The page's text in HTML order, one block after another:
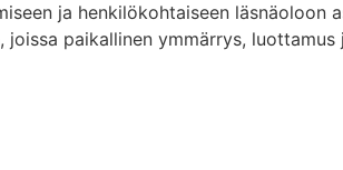
ja henkilökohtaiseen
paikallinen ymmärrys,